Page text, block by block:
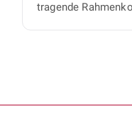
tragende